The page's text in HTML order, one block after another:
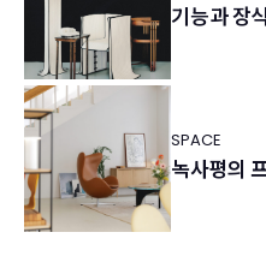
기능과 장
SPACE
녹사평의